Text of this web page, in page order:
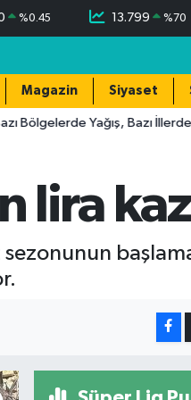
%0.45 13.799 %70
Magazin Siyaset
Yağış, Bazı İllerde
lira